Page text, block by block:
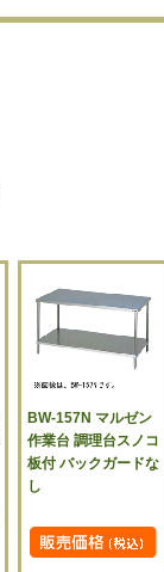
BW-157N マルゼン
作業台 調理台スノコ
板付 バックガードな
し